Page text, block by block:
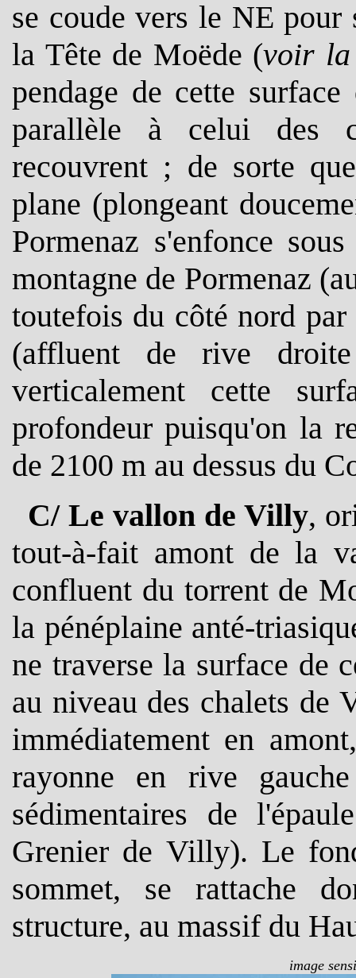
se coude vers le NE
la Tête de Moëde (voir
pendage de cette
parallèle à celui des
recouvrent ; de sorte
plane (plongeant
Pormenaz s'enfonce
montagne de Pormenaz
toutefois du côté nord
(affluent de rive
verticalement cette
profondeur puisqu'on la
de 2100 m au dessus du
C/ Le vallon de Villy,
tout-à-fait amont de la
confluent du torrent de
la pénéplaine anté-
ne traverse la surface de
au niveau des chalets de
immédiatement en
rayonne en rive
sédimentaires de
Grenier de Villy). Le
sommet, se rattache
structure, au massif du
image